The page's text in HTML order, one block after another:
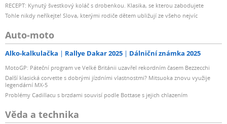
RECEPT: Kynutý švestkový koláč s drobenkou. Klasika, se kterou zabodujete
Tohle nikdy neříkejte! Slova, kterými rodiče dětem ubližují ze všeho nejvíc
Auto-moto
Alko-kalkulačka Rallye Dakar 2025 Dálniční známka 2025
MotoGP: Páteční program ve Velké Británii uzavřel rekordním časem Bezzecchi
Další klasická corvette s dobrými jízdními vlastnostmi? Mitsuoka znovu využije
legendární MX-5
Problémy Cadillacu s brzdami souvisí podle Bottase s jejich chlazením
Věda a technika